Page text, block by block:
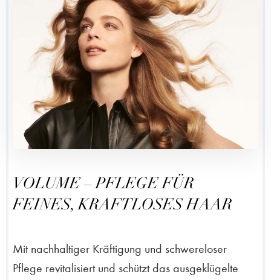
VOLUME – PFLEGE FÜR
FEINES, KRAFTLOSES HAAR
Mit nachhaltiger Kräftigung und schwereloser
Pflege revitalisiert und schützt das ausgeklügelte